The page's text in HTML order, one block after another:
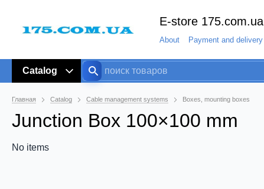
E-store 175.com.ua
About Payment and delivery
Catalog
Главная Catalog Cable management systems Boxes, mounting boxes
Junction Box 100×100 mm
No items